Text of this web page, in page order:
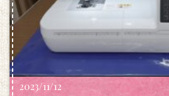
2023/11/12